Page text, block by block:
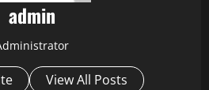
admin
View All Posts